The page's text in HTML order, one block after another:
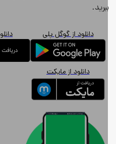
دانلود از گوگل پلی
دانلود از مایکت